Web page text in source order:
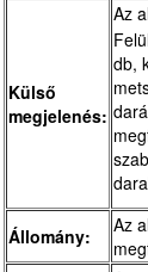
Külső
megjelenés:
Az
db,
Állomány:
Az